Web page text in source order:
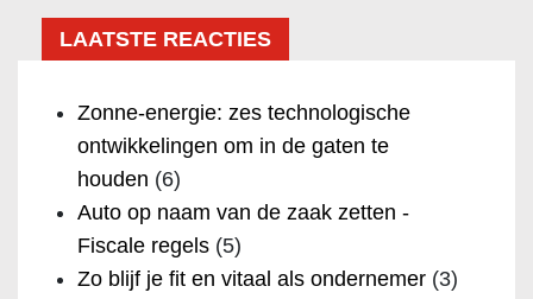
LAATSTE REACTIES
Zonne-energie: zes technologische
ontwikkelingen om in de gaten te
houden (6)
Auto op naam van de zaak zetten -
Fiscale regels (5)
Zo blijf je fit en vitaal als ondernemer (3)